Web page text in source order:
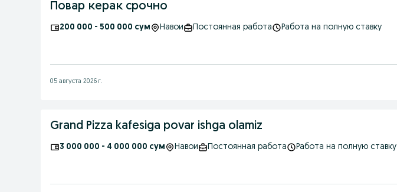
Повар керак срочно
200 000 - 500 000 сум Навои Постоянная работа Работа на полную ставку
05 августа 2026 г.
Grand Pizza kafesiga povar ishga olamiz
3 000 000 - 4 000 000 сум Навои Постоянная работа Работа на полную ставку